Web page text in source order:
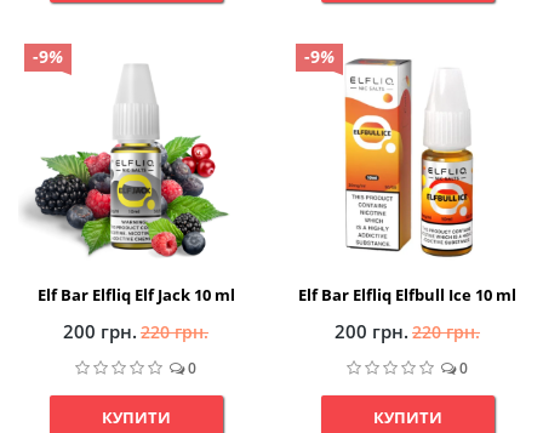
Elf Bar Elfliq Elf Jack 10 ml
200 грн. 220 грн.
-9%
0
КУПИТИ
Elf Bar Elfliq Elfbull Ice 10 ml
200 грн. 220 грн.
-9%
0
КУПИТИ